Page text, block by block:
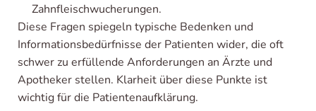
Zahnfleischwucherungen.
Diese Fragen spiegeln typische Bedenken und
Informationsbedürfnisse der Patienten wider, die oft
schwer zu erfüllende Anforderungen an Ärzte und
Apotheker stellen. Klarheit über diese Punkte ist
wichtig für die Patientenaufklärung.